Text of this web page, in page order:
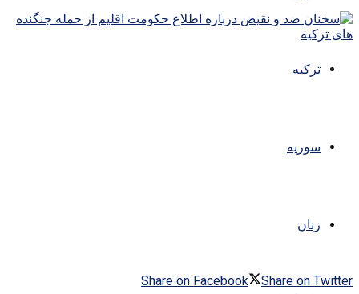
ترکیه
سوریه
زنان
Share on Facebook
Share on Twitter